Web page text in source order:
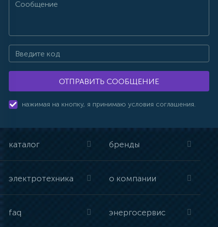
ОТПРАВИТЬ СООБЩЕНИЕ
нажимая на кнопку, я принимаю условия соглашения.
каталог бренды
электротехника о компании
faq энергосервис